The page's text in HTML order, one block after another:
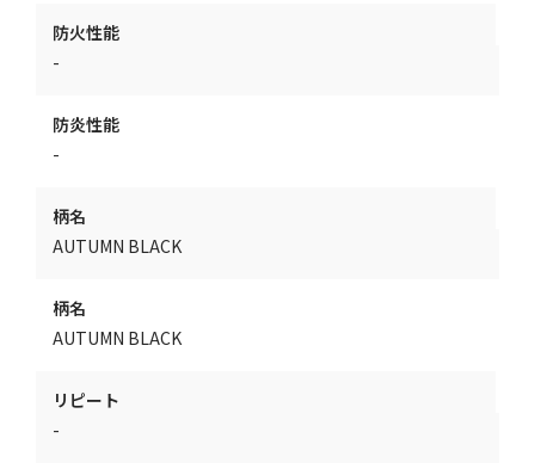
防火性能
-
防炎性能
-
柄名
AUTUMN BLACK
柄名
AUTUMN BLACK
リピート
-